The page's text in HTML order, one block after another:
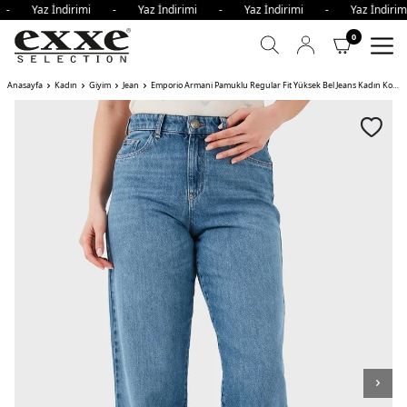
Yaz İndirimi - Yaz İndirimi - Yaz İndirimi - Yaz
0
Anasayfa Kadın Giyim Jean Emporio Armani Pamuklu Regular Fit Yüksek Bel Jeans Kadın Kot Pantolon